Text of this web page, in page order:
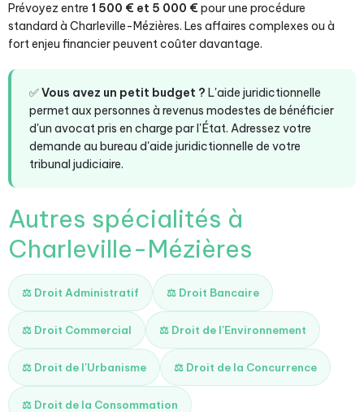
Prévoyez entre 1 500 € et 5 000 € pour une procédure
standard à Charleville-Mézières. Les affaires complexes ou à
fort enjeu financier peuvent coûter davantage.
✅Vous avez un petit budget ? L'aide juridictionnelle
permet aux personnes à revenus modestes de bénéficier
d'un avocat pris en charge par l'État. Adressez votre
demande au bureau d'aide juridictionnelle de votre
tribunal judiciaire.
Autres spécialités à
Charleville-Mézières
⚖️ Droit Administratif ⚖️ Droit Bancaire
⚖️ Droit Commercial ⚖️ Droit de l'Environnement
⚖️ Droit de l'Urbanisme ⚖️ Droit de la Concurrence
⚖️ Droit de la Consommation